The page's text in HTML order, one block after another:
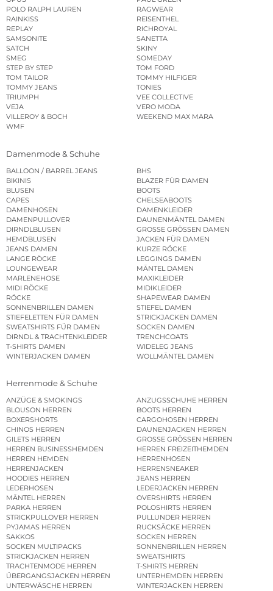
POLO RALPH LAUREN
RAGWEAR
RAINKISS
REISENTHEL
REPLAY
RICHROYAL
SAMSONITE
SANETTA
SATCH
SKINY
SMEG
SOMEDAY
STEP BY STEP
TOM FORD
TOM TAILOR
TOMMY HILFIGER
TOMMY JEANS
TONIES
TRIUMPH
VEE COLLECTIVE
VEJA
VERO MODA
VILLEROY & BOCH
WEEKEND MAX MARA
WMF
Damenmode & Schuhe
BALLOON / BARREL JEANS
BHS
BIKINIS
BLAZER FÜR DAMEN
BLUSEN
BOOTS
CAPES
CHELSEABOOTS
DAMENHOSEN
DAMENKLEIDER
DAMENPULLOVER
DAUNENMÄNTEL DAMEN
DIRNDLBLUSEN
GROSSE GRÖSSEN DAMEN
HEMDBLUSEN
JACKEN FÜR DAMEN
JEANS DAMEN
KURZE RÖCKE
LANGE RÖCKE
LEGGINGS DAMEN
LOUNGEWEAR
MÄNTEL DAMEN
MARLENEHOSE
MAXIKLEIDER
MIDI RÖCKE
MIDIKLEIDER
RÖCKE
SHAPEWEAR DAMEN
SONNENBRILLEN DAMEN
STIEFEL DAMEN
STIEFELETTEN FÜR DAMEN
STRICKJACKEN DAMEN
SWEATSHIRTS FÜR DAMEN
SOCKEN DAMEN
DIRNDL & TRACHTENKLEIDER
TRENCHCOATS
T-SHIRTS DAMEN
WIDELEG JEANS
WINTERJACKEN DAMEN
WOLLMÄNTEL DAMEN
Herrenmode & Schuhe
ANZÜGE & SMOKINGS
ANZUGSSCHUHE HERREN
BLOUSON HERREN
BOOTS HERREN
BOXERSHORTS
CARGOHOSEN HERREN
CHINOS HERREN
DAUNENJACKEN HERREN
GILETS HERREN
GROSSE GRÖSSEN HERREN
HERREN BUSINESSHEMDEN
HERREN FREIZEITHEMDEN
HERREN HEMDEN
HERRENHOSEN
HERRENJACKEN
HERRENSNEAKER
HOODIES HERREN
JEANS HERREN
LEDERHOSEN
LEDERJACKEN HERREN
MÄNTEL HERREN
OVERSHIRTS HERREN
PARKA HERREN
POLOSHIRTS HERREN
STRICKPULLOVER HERREN
PULLUNDER HERREN
PYJAMAS HERREN
RUCKSÄCKE HERREN
SAKKOS
SOCKEN HERREN
SOCKEN MULTIPACKS
SONNENBRILLEN HERREN
STRICKJACKEN HERREN
SWEATSHIRTS
TRACHTENMODE HERREN
T-SHIRTS HERREN
ÜBERGANGSJACKEN HERREN
UNTERHEMDEN HERREN
UNTERWÄSCHE HERREN
WINTERJACKEN HERREN